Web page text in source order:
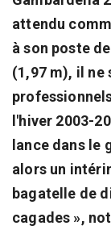
attendu
à son poste
(1,97 m), il ne
l'hiver 2003-
lance dans le
alors un
bagatelle de
cagades »,